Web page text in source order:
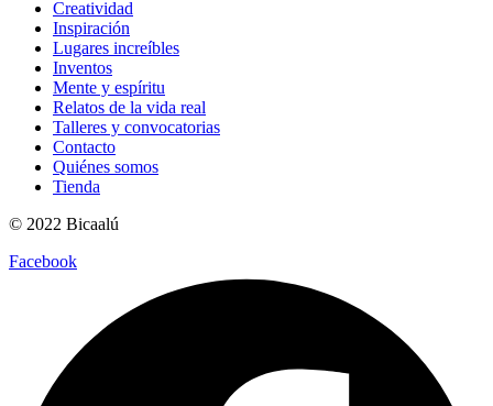
Creatividad
Inspiración
Lugares increíbles
Inventos
Mente y espíritu
Relatos de la vida real
Talleres y convocatorias
Contacto
Quiénes somos
Tienda
© 2022 Bicaalú
Facebook